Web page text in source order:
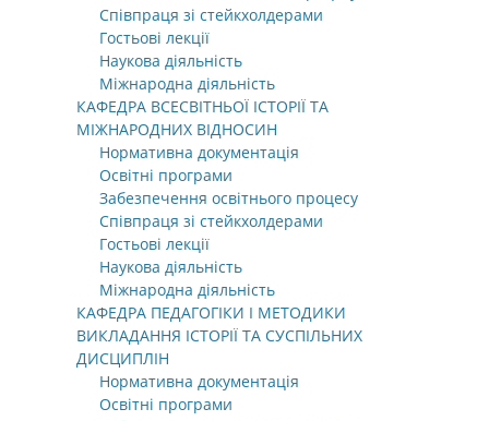
Співпраця зі стейкхолдерами
Гостьові лекції
Наукова діяльність
Міжнародна діяльність
КАФЕДРА ВСЕСВІТНЬОЇ ІСТОРІЇ ТА
МІЖНАРОДНИХ ВІДНОСИН
Нормативна документація
Освітні програми
Забезпечення освітнього процесу
Співпраця зі стейкхолдерами
Гостьові лекції
Наукова діяльність
Міжнародна діяльність
КАФЕДРА ПЕДАГОГІКИ І МЕТОДИКИ
ВИКЛАДАННЯ ІСТОРІЇ ТА СУСПІЛЬНИХ
ДИСЦИПЛІН
Нормативна документація
Освітні програми